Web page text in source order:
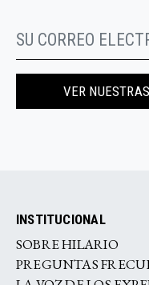
VER
INSTITUCIONAL
SOBRE HILARIO
PREGUNTAS